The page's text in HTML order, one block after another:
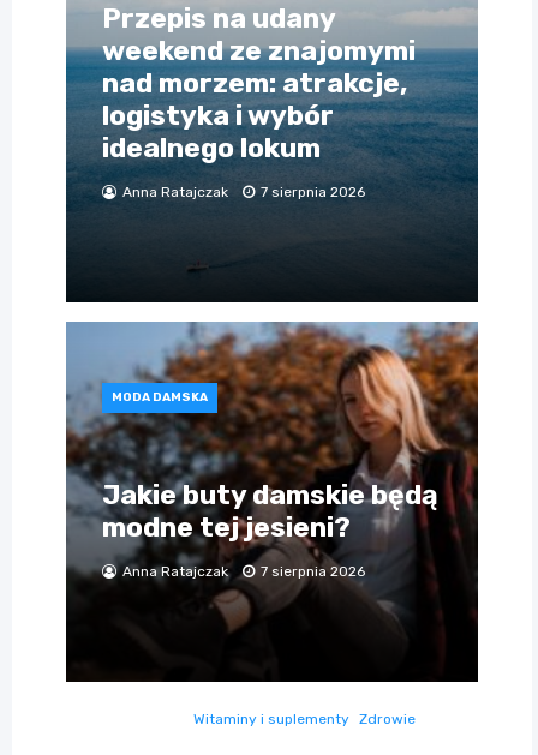
Przepis na udany
weekend ze znajomymi
nad morzem: atrakcje,
logistyka i wybór
idealnego lokum
Anna Ratajczak 7 sierpnia 2026
MODA DAMSKA
Jakie buty damskie będą
modne tej jesieni?
Anna Ratajczak 7 sierpnia 2026
Witaminy i suplementy Zdrowie